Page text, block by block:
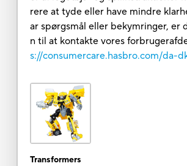
rere at tyde eller have mindre
ar spørgsmål eller bekymringer, er
n til at kontakte vores
s://consumercare.hasbro.com/da-
Transformers